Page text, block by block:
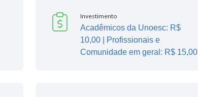
Investimento
Acadêmicos da Unoesc: R$
10,00 | Profissionais e
Comunidade em geral: R$ 15,00